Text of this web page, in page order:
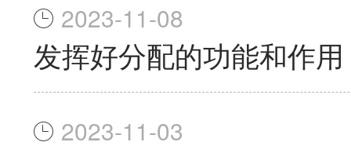
2023-11-08
发挥好分配的功能和作用
2023-11-03